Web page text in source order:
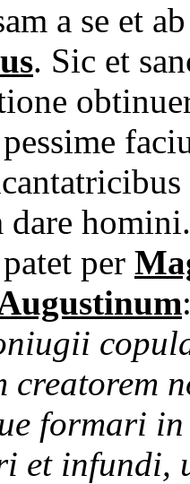
a se et
. Sic et
per
creatorem
formari
et infundi,